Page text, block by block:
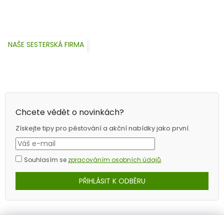
NAŠE SESTERSKÁ FIRMA
Chcete vědět o novinkách?
Získejte tipy pro pěstování a akční nabídky jako první.
Souhlasím se zpracováním osobních údajů.
PŘIHLÁSIT K ODBĚRU